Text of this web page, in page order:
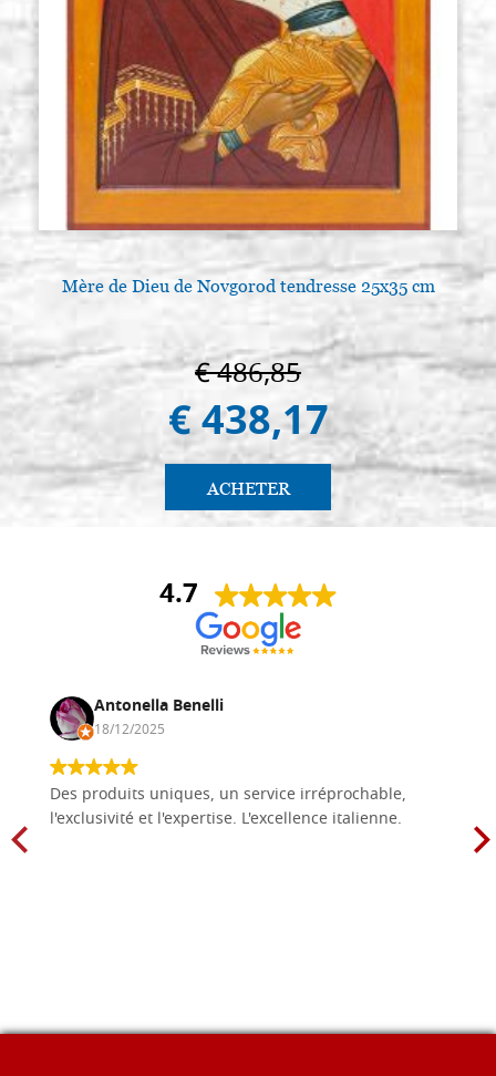
Mère de Dieu de Novgorod tendresse 25x35 cm
€ 486,85
€ 438,17
ACHETER
4.7
Antonella Benelli
18/12/2025
Des produits uniques, un service irréprochable,
l'exclusivité et l'expertise. L'excellence italienne.